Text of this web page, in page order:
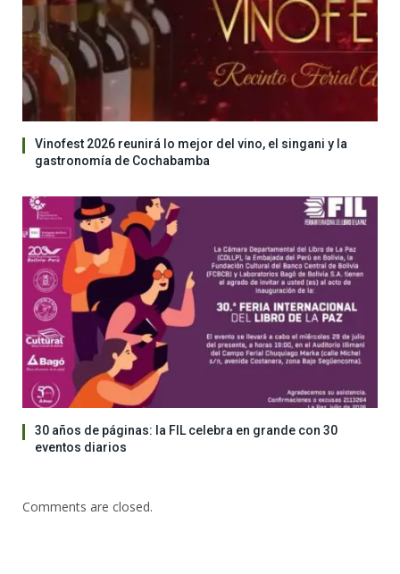
Vinofest 2026 reunirá lo mejor del vino, el singani y la
gastronomía de Cochabamba
30 años de páginas: la FIL celebra en grande con 30
eventos diarios
Comments are closed.